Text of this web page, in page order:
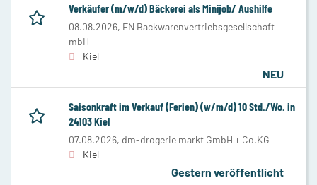
Verkäufer (m/w/d) Bäckerei als Minijob/ Aushilfe
08.08.2026, EN Backwarenvertriebsgesellschaft
mbH
Kiel
NEU
Saisonkraft im Verkauf (Ferien) (w/m/d) 10 Std./Wo. in
24103 Kiel
07.08.2026, dm-drogerie markt GmbH + Co.KG
Kiel
Gestern veröffentlicht